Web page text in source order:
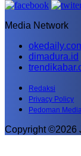
Media Network
dimadura.id
Redaksi
Privacy Policy
Pedoman
Copyright ©2026